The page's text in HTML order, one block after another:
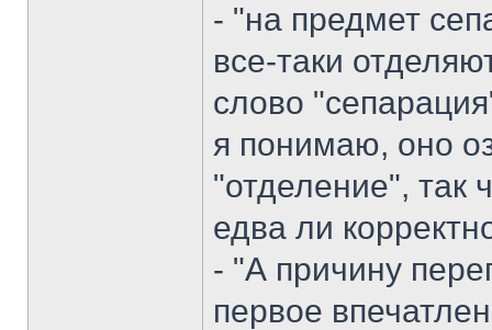
- "на предмет
все-таки
слово
я понимаю, оно
"отделение", так
едва ли
- "А причину
первое